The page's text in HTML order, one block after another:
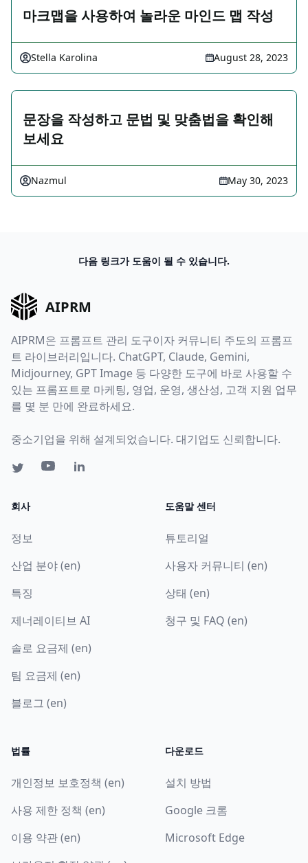
마크맵을 사용하여 놀라운 마인드 맵 작성
Stella Karolina August 28, 2023
문장을 작성하고 문법 및 맞춤법을 확인해
보세요
Nazmul May 30, 2023
다음 링크가 도움이 될 수 있습니다.
AIPRM
AIPRM은 프롬프트 관리 도구이자 커뮤니티 주도의 프롬프
트 라이브러리입니다. ChatGPT, Claude, Gemini,
Midjourney, GPT Image 등 다양한 도구에 바로 사용할 수
있는 프롬프트로 마케팅, 영업, 운영, 생산성, 고객 지원 업무
를 몇 분 만에 완료하세요.
중소기업을 위해 설계되었습니다. 대기업도 신뢰합니다.
회사
정보
산업 분야 (en)
특징
제너레이티브 AI
솔로 요금제 (en)
팀 요금제 (en)
블로그 (en)
도움말 센터
튜토리얼
사용자 커뮤니티 (en)
상태 (en)
청구 및 FAQ (en)
법률
개인정보 보호정책 (en)
사용 제한 정책 (en)
이용 약관 (en)
다운로드
설치 방법
Google 크롬
Microsoft Edge